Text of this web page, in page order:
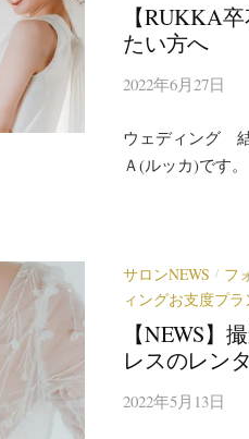
【RUKKA
たい方へ
2022年6月27日
ウェディング
Ａ(ルッカ)です
サロンNEWS / フ
ィングお支度プラ
【NEWS】
レスのレン
2022年5月13日